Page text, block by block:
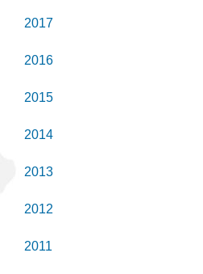
2017
2016
2015
2014
2013
2012
2011